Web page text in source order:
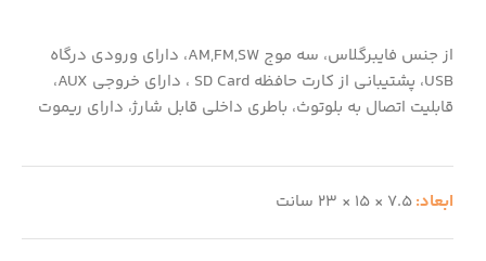
از جنس فایبرگلاس، سه موج AM,FM,SW، دارای ورودی درگاه
USB، پشتیبانی از کارت حافظه SD Card ، دارای خروجی AUX،
قابلیت اتصال به بلوتوث، باطری داخلی قابل شارژ، دارای ریموت
ابعاد:7.5 × 15 × 23 سانت